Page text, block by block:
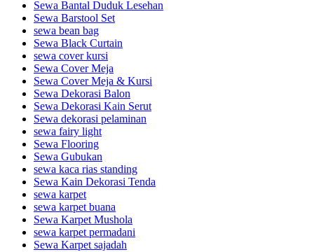
Sewa Bantal Duduk Lesehan
Sewa Barstool Set
sewa bean bag
Sewa Black Curtain
sewa cover kursi
Sewa Cover Meja
Sewa Cover Meja & Kursi
Sewa Dekorasi Balon
Sewa Dekorasi Kain Serut
Sewa dekorasi pelaminan
sewa fairy light
Sewa Flooring
Sewa Gubukan
sewa kaca rias standing
Sewa Kain Dekorasi Tenda
sewa karpet
sewa karpet buana
Sewa Karpet Mushola
sewa karpet permadani
Sewa Karpet sajadah